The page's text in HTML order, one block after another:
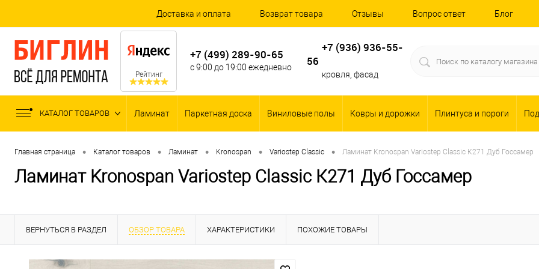
Доставка и оплата Возврат товара Отзывы Вопрос ответ Блог
Рейтинг
+7 (499) 289-90-65
с 9:00 до 19:00 ежедневно
+7 (936) 936-55-
56
кровля, фасад
КАТАЛОГ ТОВАРОВ Ламинат Паркетная доска Виниловые полы Ковры и дорожки Плинтуса и пороги
Главная страница • Каталог товаров • Ламинат • Kronospan • Variostep Classic • Ламинат Kronospan Variostep Classic К271 Дуб Госсамер
Ламинат Kronospan Variostep Classic К271 Дуб Госсамер
ВЕРНУТЬСЯ В РАЗДЕЛ ОБЗОР ТОВАРА ХАРАКТЕРИСТИКИ ПОХОЖИЕ ТОВАРЫ